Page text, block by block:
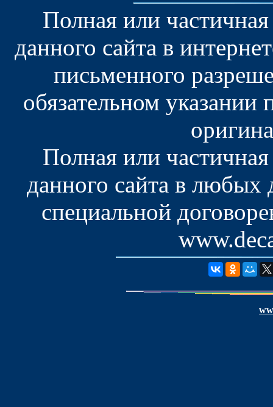
Полная или
данного сайта в
письменного
обязательном
Полная или
данного сайта в
специальной